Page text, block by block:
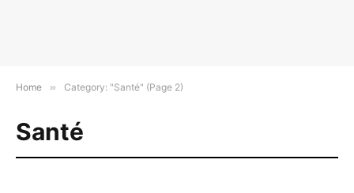
Home » Category: "Santé" (Page 2)
Santé